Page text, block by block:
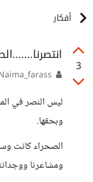
أفكار
3
ليس النصر في
وبحقها.
الصحراء كانت
ومشاعرنا